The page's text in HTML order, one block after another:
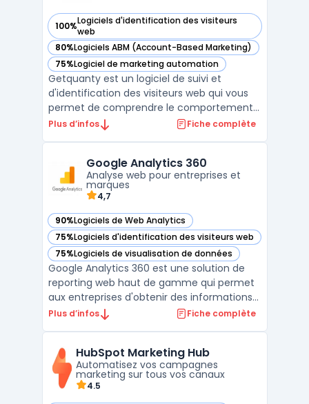
100%Logiciels d'identification des visiteurs
web
— voir GetQuanty dans cette catégorie
80%Logiciels ABM (Account-Based Marketing)
— voir GetQuanty dans cette catégorie
75%Logiciel de marketing automation
— voir GetQuanty dans cette catégorie
Getquanty est un logiciel de suivi et
d'identification des visiteurs web qui vous
permet de comprendre le comportement
de vos visiteurs et d'identifier les entreprises
trafic, vous pouvez suivre en temps réel les
pages visi ...
Plus d’infos Fiche complète
Google Analytics 360
Analyse web pour entreprises et
marques
4,7
90%Logiciels de Web Analytics
— voir Google Analytics 360 dans cette catégorie
75%Logiciels d'identification des visiteurs web
— voir Google Analytics 360 dans cette catégorie
75%Logiciels de visualisation de données
— voir Google Analytics 360 dans cette catégorie
Google Analytics 360 est une solution de
reporting web haut de gamme qui permet
aux entreprises d'obtenir des informations
approfondies sur leur audience. Grâce à ses
peuvent comprendre les comportements
des utilisateurs, i ...
Plus d’infos Fiche complète
HubSpot Marketing Hub
Automatisez vos campagnes
marketing sur tous vos canaux
4.5